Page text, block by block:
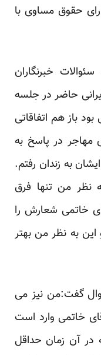
حقوق مساوی با
خبرنگاران
حاضر در جلسه
باز هم اتفاقاتی
مهاجر در پاسخ به
به زندان رفتم.
نظر من تنها فرق
خاتمی شعارش را
به نظر من بهتر
گفت:من نیز می
خاتمی وارد است
در آن زمان حداقل